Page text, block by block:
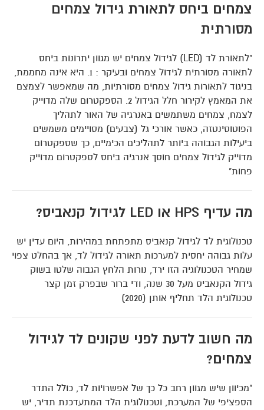
צמחים ביחס לתאורת גידול צמחים
מסורתית
"לתאורת לד (LED) לגידול צמחים יש מגוון יתרונות ביחס
לתאורה מסורתית לגידול צמחים ובעיקר : 1. היא אינה מחממת,
בניגוד לתאורות גידול צמחים מסורתיות, מה שמאפשר לצמצם
את המאמץ לקירור חלל הגידול 2. הספקטרום שלה מדוייק
לצמח, צמחים משתמשים באנרגיה של האור לתהליך
הפוטוסינטזה, כאשר אורכי גל (צבעים) מסויימים משמשים
ביעילות הגבוהה ביותר לתהליכים הכימיים, כך שספקטרום
מדוייק לגידול צמחים חוסך אנרגיה ביחס לספקטרום מדוייק
פחות"
מה עדיף HPS או LED לגידול קנאביס?
טכנולוגית לד לגידול קנאביס מתפתחת במהירות, היום עדין יש
עלות גבוהה יחסית למערכות תאורה לגידול לד, אך בהחלט צפוי
שמחיר הטכנולוגיה הזו ירד, נורות הלחץ הגבוה שלטו בשוק
גידול הקנאביס מעל 30 שנה, ודי ברור שבפרק זמן קצר
טכנולוגית הלד תחליף אותן (2020)
מה חשוב לדעת לפני שקונים לד לגידול
צמחים?
"מכיוון שיש מגוון רחב כל כך של אפשרויות לד, כולל התדר
הספציפי של המערכת, וטכנולוגית הלד המתעדכנת תדיר, יש